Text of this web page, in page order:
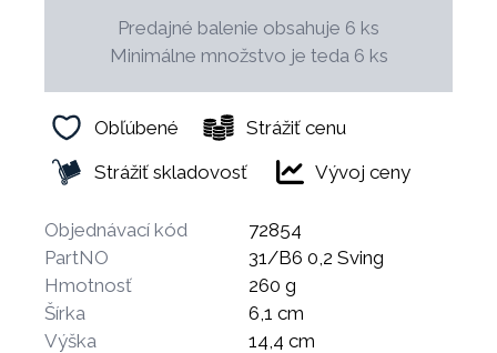
Predajné balenie obsahuje 6 ks
Minimálne množstvo je teda 6 ks
Obľúbené
Strážiť cenu
Strážiť skladovosť
Vývoj ceny
Objednávací kód
72854
PartNO
31/B6 0,2 Sving
Hmotnosť
260 g
Šírka
6,1 cm
Výška
14,4 cm